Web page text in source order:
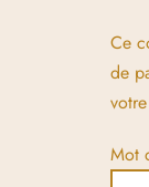
Ce
de
Mot